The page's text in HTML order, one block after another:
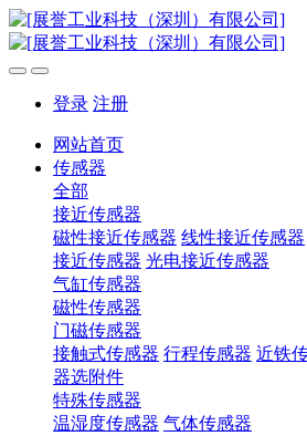
登录 注册
网站首页
传感器
全部
接近传感器
磁性接近传感器 线性接近传感器
接近传感器 光电接近传感器
气缸传感器
磁性传感器
门磁传感器
接触式传感器 行程传感器 近铁
器选附件
特殊传感器
温湿度传感器 气体传感器